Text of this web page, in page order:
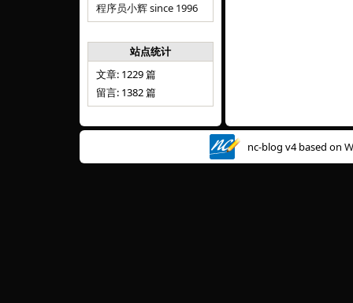
程序员小辉 since 1996
站点统计
文章: 1229 篇
留言: 1382 篇
nc-blog v4 based on